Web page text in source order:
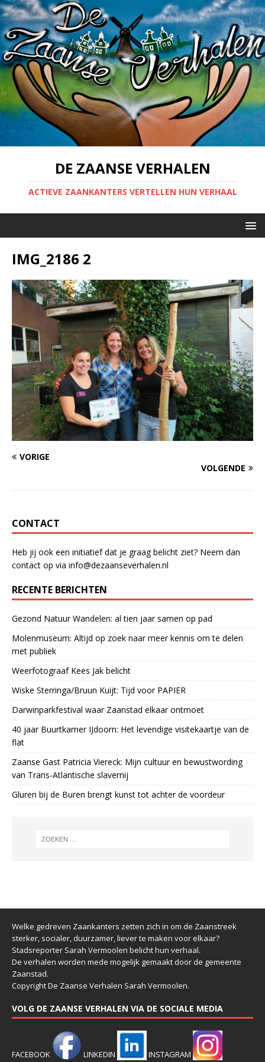
DE ZAANSE VERHALEN
ACTIEVE ZAANKANTERS VERTELLEN HUN VERHAAL
IMG_2186 2
VORIGE
VOLGENDE
CONTACT
Heb jij ook een initiatief dat je graag belicht ziet? Neem dan
contact op via info@dezaanseverhalen.nl
RECENTE BERICHTEN
Gezond Natuur Wandelen: al tien jaar samen op pad
Molenmuseum: Altijd op zoek naar meer kennis om te delen
met publiek
Weerfotograaf Kees Jak belicht
Wiske Sterringa/Bruun Kuijt: Tijd voor PAPIER
Darwinparkfestival waar Zaanstad elkaar ontmoet
40 jaar Buurtkamer IJdoorn: Het levendige visitekaartje van de
flat
Zaanse Gast Patricia Viereck: Mijn cultuur en bewustwording
van Trans-Atlantische slavernij
Gluren bij de Buren brengt kunst tot achter de voordeur
Welke gedreven Zaankanters zetten zich in om de Zaanstreek
sterker, socialer, duurzamer, liever te maken voor elkaar?
Stadsreporter Sarah Vermoolen belicht hun verhaal.
De verhalen worden mede mogelijk gemaakt door de gemeente
Zaanstad.
Copyright De Zaanse Verhalen Sarah Vermoolen.
VOLG DE ZAANSE VERHALEN VIA DE SOCIALE MEDIA
FACEBOOK LINKEDIN INSTAGRAM